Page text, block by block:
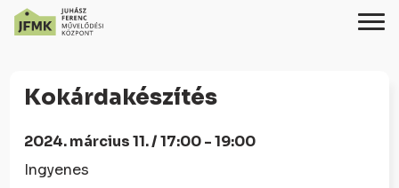
Content
navigációhozKokárdakészítés
2024. március 11. / 17:00 - 19:00
Ingyenes